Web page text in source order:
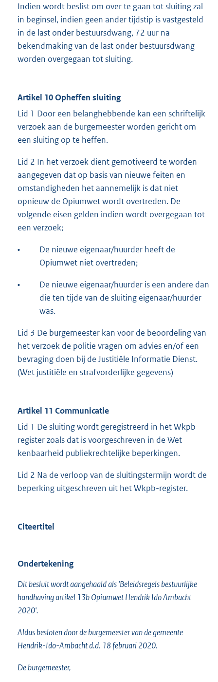
Indien wordt beslist om over te gaan tot sluiting zal
in beginsel, indien geen ander tijdstip is vastgesteld
in de last onder bestuursdwang, 72 uur na
bekendmaking van de last onder bestuursdwang
worden overgegaan tot sluiting.
Artikel 10 Opheffen sluiting
Lid 1 Door een belanghebbende kan een schriftelijk
verzoek aan de burgemeester worden gericht om
een sluiting op te heffen.
Lid 2 In het verzoek dient gemotiveerd te worden
aangegeven dat op basis van nieuwe feiten en
omstandigheden het aannemelijk is dat niet
opnieuw de Opiumwet wordt overtreden. De
volgende eisen gelden indien wordt overgegaan tot
een verzoek;
•
De nieuwe eigenaar/huurder heeft de
Opiumwet niet overtreden;
•
De nieuwe eigenaar/huurder is een andere dan
die ten tijde van de sluiting eigenaar/huurder
was.
Lid 3 De burgemeester kan voor de beoordeling van
het verzoek de politie vragen om advies en/of een
bevraging doen bij de Justitiële Informatie Dienst.
(Wet justitiële en strafvorderlijke gegevens)
Artikel 11 Communicatie
Lid 1 De sluiting wordt geregistreerd in het Wkpb-
register zoals dat is voorgeschreven in de Wet
kenbaarheid publiekrechtelijke beperkingen.
Lid 2 Na de verloop van de sluitingstermijn wordt de
beperking uitgeschreven uit het Wkpb-register.
Citeertitel
Ondertekening
Dit besluit wordt aangehaald als 'Beleidsregels bestuurlijke
handhaving artikel 13b Opiumwet Hendrik Ido Ambacht
2020'.
Aldus besloten door de burgemeester van de gemeente
Hendrik-Ido-Ambacht d.d. 18 februari 2020.
De burgemeester,